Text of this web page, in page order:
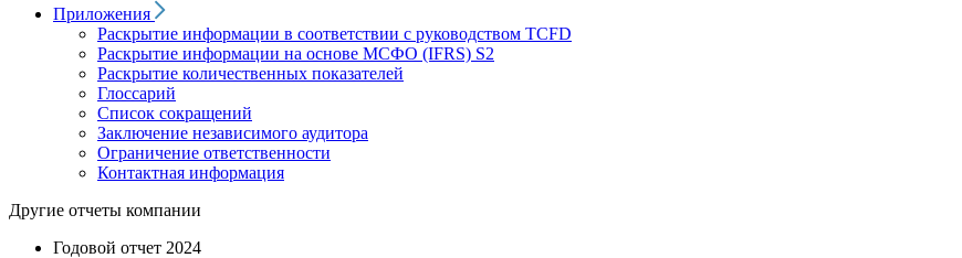
Приложения
Раскрытие информации в соответствии с руководством TCFD
Раскрытие информации на основе МСФО (IFRS) S2
Раскрытие количественных показателей
Глоссарий
Список сокращений
Заключение независимого аудитора
Ограничение ответственности
Контактная информация
Другие отчеты компании
Годовой отчет 2024